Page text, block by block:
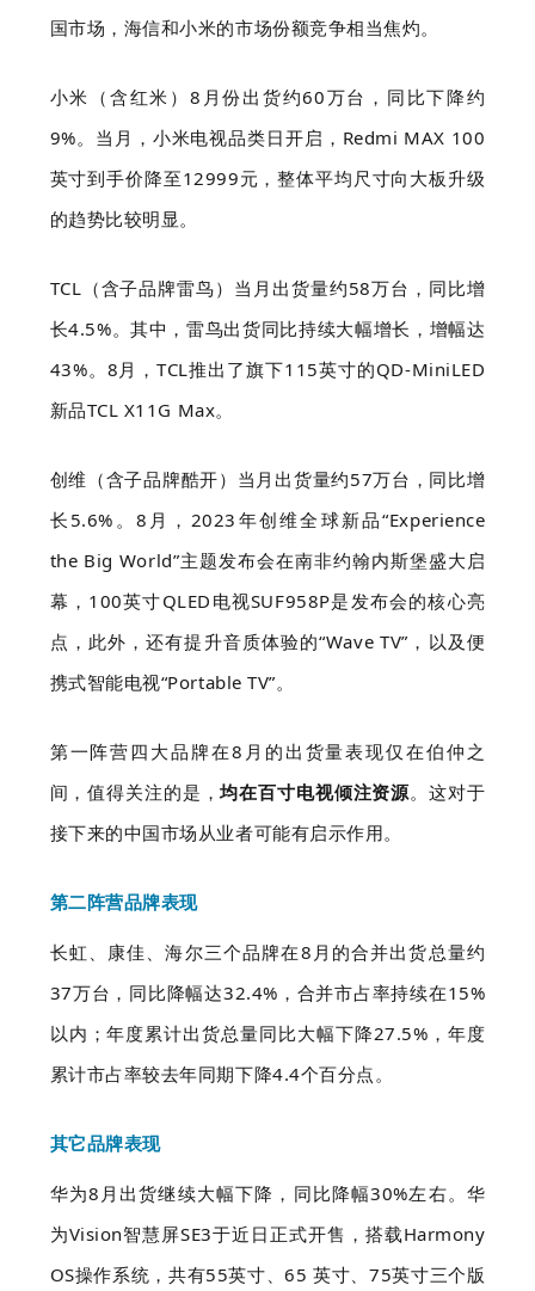
国市场，海信和小米的市场份额竞争相当焦灼。
小米（含红米）8月份出货约60万台，同比下降约
9%。当月，小米电视品类日开启，Redmi MAX 100
英寸到手价降至12999元，整体平均尺寸向大板升级
的趋势比较明显。
TCL（含子品牌雷鸟）当月出货量约58万台，同比增
长4.5%。其中，雷鸟出货同比持续大幅增长，增幅达
43%。8月，TCL推出了旗下115英寸的QD-MiniLED
新品TCL X11G Max。
创维（含子品牌酷开）当月出货量约57万台，同比增
长5.6%。8月，2023年创维全球新品“Experience
the Big World”主题发布会在南非约翰内斯堡盛大启
幕，100英寸QLED电视SUF958P是发布会的核心亮
点，此外，还有提升音质体验的“Wave TV”，以及便
携式智能电视“Portable TV”。
第一阵营四大品牌在8月的出货量表现仅在伯仲之
间，值得关注的是，均在百寸电视倾注资源。这对于
接下来的中国市场从业者可能有启示作用。
第二阵营品牌表现
长虹、康佳、海尔三个品牌在8月的合并出货总量约
37万台，同比降幅达32.4%，合并市占率持续在15%
以内；年度累计出货总量同比大幅下降27.5%，年度
累计市占率较去年同期下降4.4个百分点。
其它品牌表现
华为8月出货继续大幅下降，同比降幅30%左右。华
为Vision智慧屏SE3于近日正式开售，搭载Harmony
OS操作系统，共有55英寸、65 英寸、75英寸三个版